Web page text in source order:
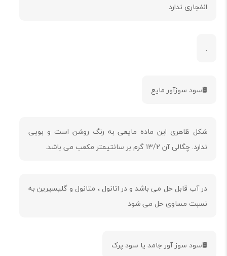
انفجاری ندارد
.
🛢️سود سوزآور مایع
شکل ظاهری این ماده مایعی به رنگ روشن است و بویی
ندارد. چگالی آن ۱۳/۲ گرم بر سانتیمتر مکعب می باشد.
در آب قابل حل می باشد و در اتانول ، متانول و گلیسیرین به
نسبت مساوی حل می شود
🛢️سود سوز آور جامد یا سود پرک